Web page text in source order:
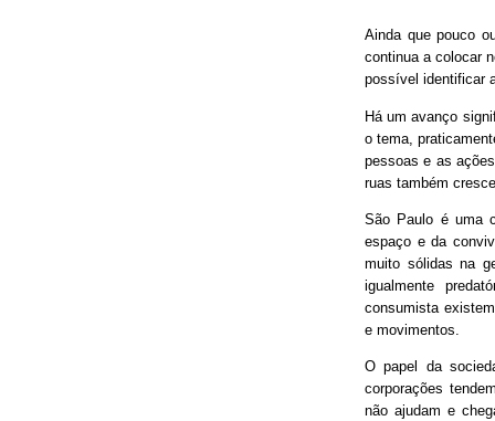
Ainda que pouco
continua a colocar
possível identificar
Há um avanço
o tema,
pessoas e as
ruas também
São Paulo é uma
espaço e da
muito sólidas na
igualmente
consumista
e movimentos.
O papel da
corporações
não ajudam e